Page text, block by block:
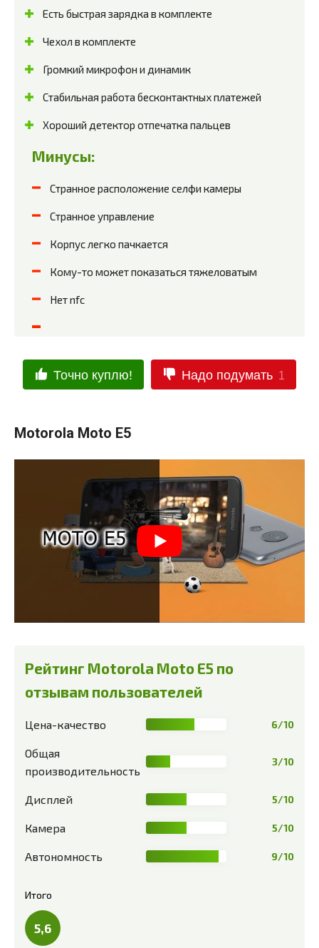
Есть быстрая зарядка в комплекте
Чехол в комплекте
Громкий микрофон и динамик
Стабильная работа бесконтактных платежей
Хороший детектор отпечатка пальцев
Минусы:
Странное расположение селфи камеры
Странное управление
Корпус легко пачкается
Кому-то может показаться тяжеловатым
Нет nfc
Точно куплю! Надо подумать 1
Motorola Moto E5
Рейтинг Motorola Moto E5 по
отзывам пользователей
Цена-качество 6/10
Общая
производительность
3/10
Дисплей 5/10
Камера 5/10
Автономность 9/10
Итого
5,6